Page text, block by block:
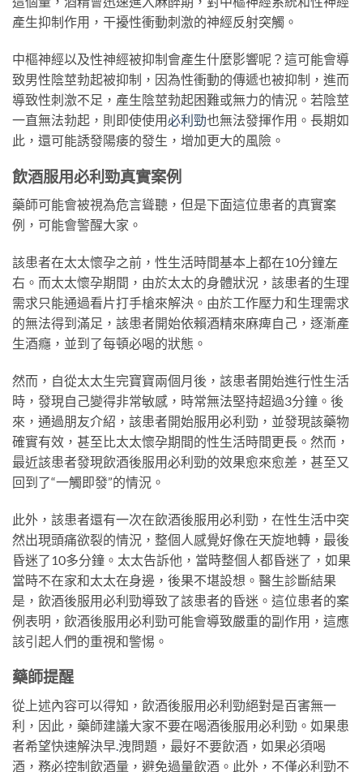
產生抑制作用，干擾性衝動刺激的神經反射突觸。
中樞神經以及性神經被抑制會產生什麼影響呢？這可能會導
致男性陰莖勃起被抑制，因為性衝動的傳遞也被抑制，進而
導致性刺激不足，產生陰莖勃起困難或無力的情況。若陰莖
一直無法勃起，則即使使用必利勁也無法發揮作用。長期如
此，還可能誘發陽痿的發生，增加更大的風險。
飲酒服用必利勁真實案例
藥師可能會被視為危言聳聽，但是下面這位患者的真實案
例，可能會警醒大家。
該患者在太太懷孕之前，性生活時間基本上都在10分鐘左
右。而太太懷孕期間，由於太太的身體狀況，該患者的生理
需求只能通過看片打手槍來解決。由於工作壓力和生理需求
的無法得到滿足，該患者開始依賴酒精來麻痺自己，逐漸產
生酒癮，並到了每頓必喝的狀態。
然而，自從太太生完寶寶兩個月後，該患者開始進行性生活
時，發現自己變得非常敏感，時常無法堅持超過3分鐘。後
來，通過朋友介紹，該患者開始服用必利勁，並發現該藥物
確實有效，甚至比太太懷孕期間的性生活時間更長。然而，
最近該患者發現飲酒後服用必利勁的效果愈來愈差，甚至又
回到了“一觸即發”的情況。
此外，該患者還有一次在飲酒後服用必利勁，在性生活中突
然出現頭痛欲裂的情況，整個人感覺好像在天旋地轉，最後
昏迷了10多分鐘。太太告訴他，當時整個人都昏迷了，如果
當時不在家和太太在身邊，後果不堪設想。醫生診斷結果
是，飲酒後服用必利勁導致了該患者的昏迷。這位患者的案
例表明，飲酒後服用必利勁可能會導致嚴重的副作用，這應
該引起人們的重視和警惕。
藥師提醒
從上述內容可以得知，飲酒後服用必利勁絕對是百害無一
利，因此，藥師建議大家不要在喝酒後服用必利勁。如果患
者希望快速解決早.洩問題，最好不要飲酒，如果必須喝
酒，務必控制飲酒量，避免過量飲酒。此外，不僅必利勁不